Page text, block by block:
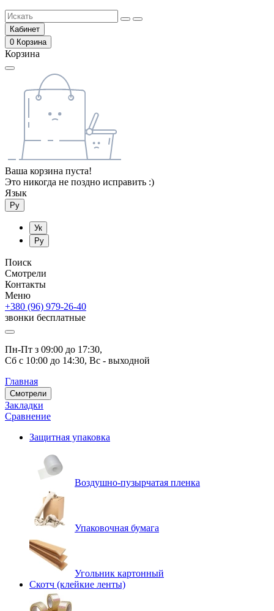
Кабинет
0 Корзина
Корзина
Ваша корзина пуста!
Это никогда не поздно исправить :)
Язык
Ру
Ук
Ру
Поиск
Смотрели
Контакты
Меню
+380 (96) 979-26-40
звонки бесплатные
Пн-Пт з 09:00 до 17:30,
Сб с 10:00 до 14:30, Вс - выходной
Главная
Смотрели
Закладки
Сравнение
Защитная упаковка
Воздушно-пузырчатая пленка
Упаковочная бумага
Угольник картонный
Скотч (клейкие ленты)